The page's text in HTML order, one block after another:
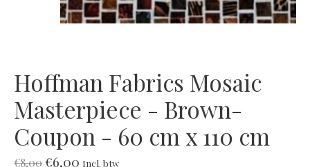
Hoffman Fabrics Mosaic
Masterpiece - Brown-
Coupon - 60 cm x 110 cm
€8,00€6,00 Incl. btw